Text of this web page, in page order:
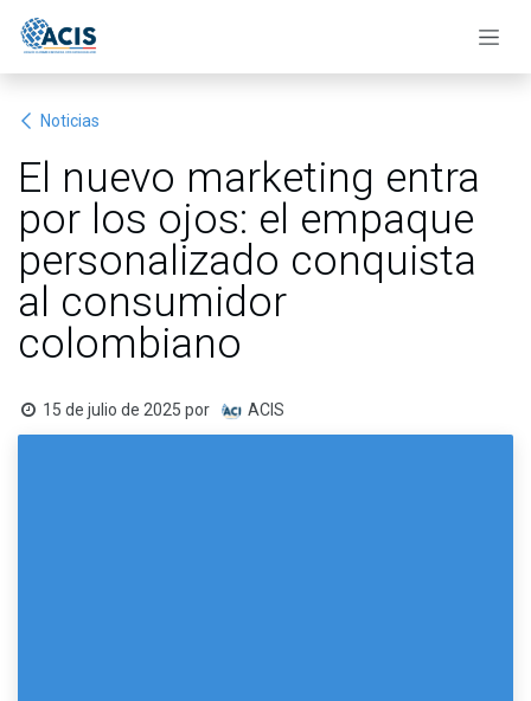
Noticias
El nuevo marketing entra
por los ojos: el empaque
personalizado conquista
al consumidor
colombiano
15 de julio de 2025 por ACIS